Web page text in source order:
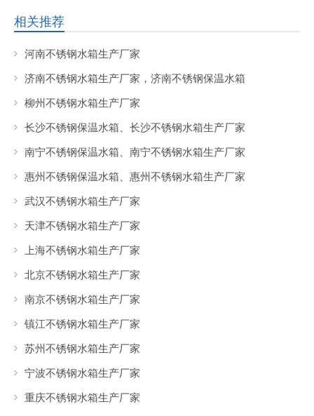
相关推荐
河南不锈钢水箱生产厂家
济南不锈钢水箱生产厂家，济南不锈钢保温水箱
柳州不锈钢水箱生产厂家
长沙不锈钢保温水箱、长沙不锈钢水箱生产厂家
南宁不锈钢保温水箱、南宁不锈钢水箱生产厂家
惠州不锈钢保温水箱、惠州不锈钢水箱生产厂家
武汉不锈钢水箱生产厂家
天津不锈钢水箱生产厂家
上海不锈钢水箱生产厂家
北京不锈钢水箱生产厂家
南京不锈钢水箱生产厂家
镇江不锈钢水箱生产厂家
苏州不锈钢水箱生产厂家
宁波不锈钢水箱生产厂家
重庆不锈钢水箱生产厂家